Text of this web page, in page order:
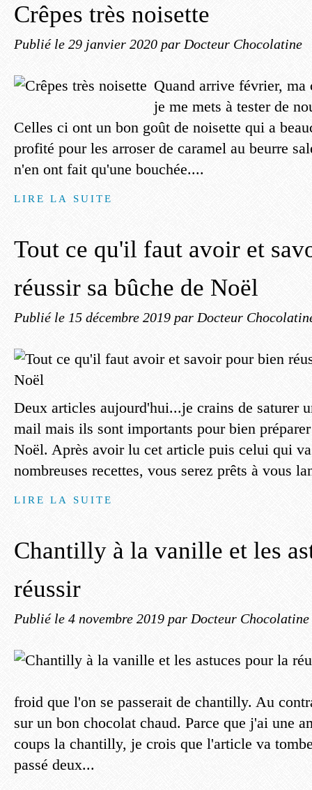
Crêpes très noisette
Publié le 29 janvier 2020 par Docteur Chocolatine
Quand arrive février, ma
je me mets à tester de
Celles ci ont un bon goût de noisette qui a
profité pour les arroser de caramel au beurre
n'en ont fait qu'une bouchée....
LIRE LA SUITE
Tout ce qu'il faut avoir et
réussir sa bûche de Noël
Publié le 15 décembre 2019 par Docteur
Deux articles aujourd'hui...je crains de saturer
mail mais ils sont importants pour bien
Noël. Après avoir lu cet article puis celui qui
nombreuses recettes, vous serez prêts à vous
LIRE LA SUITE
Chantilly à la vanille et les
réussir
Publié le 4 novembre 2019 par Docteur Chocolatine
froid que l'on se passerait de chantilly. Au
sur un bon chocolat chaud. Parce que j'ai une
coups la chantilly, je crois que l'article va
passé deux...